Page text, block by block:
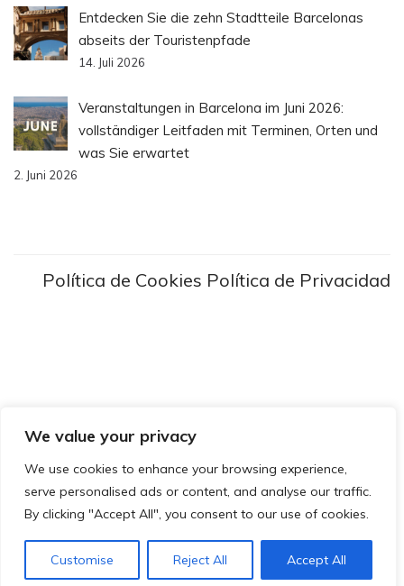
We value your privacy
We use cookies to enhance your browsing experience,
serve personalised ads or content, and analyse our traffic.
By clicking "Accept All", you consent to our use of cookies.
Customise Reject All Accept All
Entdecken Sie die zehn Stadtteile Barcelonas
abseits der Touristenpfade
14. Juli 2026
Veranstaltungen in Barcelona im Juni 2026:
vollständiger Leitfaden mit Terminen, Orten und
was Sie erwartet
2. Juni 2026
Política de Cookies Política de Privacidad